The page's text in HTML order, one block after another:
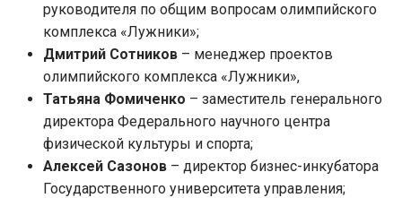
руководителя по общим вопросам олимпийского
комплекса «Лужники»;
Дмитрий Сотников – менеджер проектов
олимпийского комплекса «Лужники»,
Татьяна Фомиченко – заместитель генерального
директора Федерального научного центра
физической культуры и спорта;
Алексей Сазонов – директор бизнес-инкубатора
Государственного университета управления;